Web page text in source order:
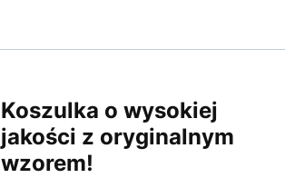
Koszulka o wysokiej
jakości z oryginalnym
wzorem!